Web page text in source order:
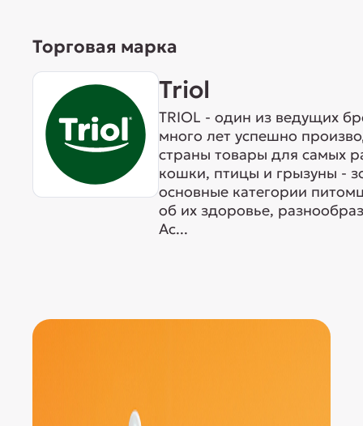
Торговая марка
Triol
TRIOL - один из ведущих
много лет успешно
страны товары для самых
кошки, птицы и грызуны -
основные категории
об их здоровье,
Ас...